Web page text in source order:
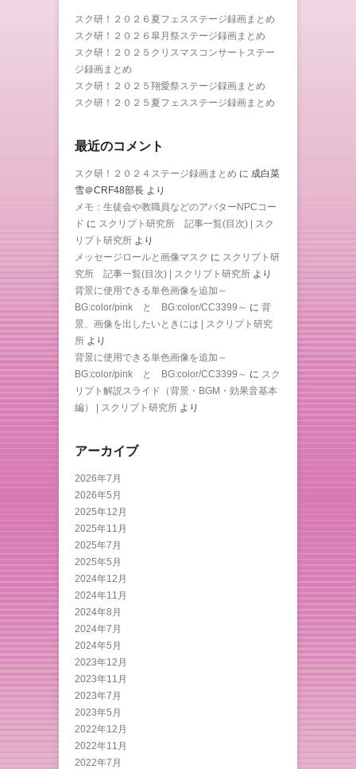
スク研！２０２６夏フェスステージ録画まとめ
スク研！２０２６皐月祭ステージ録画まとめ
スク研！２０２５クリスマスコンサートステー
ジ録画まとめ
スク研！２０２５翔愛祭ステージ録画まとめ
スク研！２０２５夏フェスステージ録画まとめ
最近のコメント
スク研！２０２４ステージ録画まとめ に 成白菜
雪＠CRF48部長 より
メモ：生徒会や教職員などのアバターNPCコー
ド に スクリプト研究所 記事一覧(目次) | スク
リプト研究所 より
メッセージロールと画像マスク に スクリプト研
究所 記事一覧(目次) | スクリプト研究所 より
背景に使用できる単色画像を追加～
BG:color/pink と BG:color/CC3399～ に 背
景、画像を出したいときには | スクリプト研究
所 より
背景に使用できる単色画像を追加～
BG:color/pink と BG:color/CC3399～ に スク
リプト解説スライド（背景・BGM・効果音基本
編） | スクリプト研究所 より
アーカイブ
2026年7月
2026年5月
2025年12月
2025年11月
2025年7月
2025年5月
2024年12月
2024年11月
2024年8月
2024年7月
2024年5月
2023年12月
2023年11月
2023年7月
2023年5月
2022年12月
2022年11月
2022年7月